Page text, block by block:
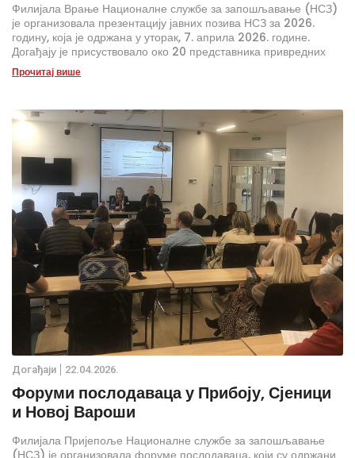
Филијала Врање Националне службе за запошљавање (НСЗ)
је организовала презентацију јавних позива НСЗ за 2026.
годину, која је одржана у уторак, 7. априла 2026. године.
Догађају је присуствовало око 20 представника привредних
друштава и предузетника са територије Врања.
Прочитај више
Дoгађаjи 22.04.2026.
Форуми послодаваца у Прибоју, Сјеници
и Новој Вароши
Филијала Пријепоље Националне службе за запошљавање